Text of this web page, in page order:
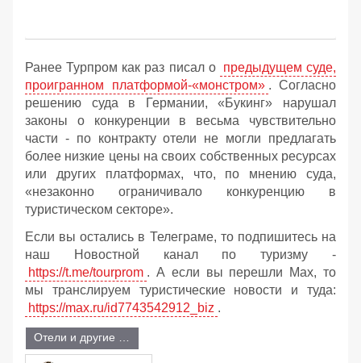
Ранее Турпром как раз писал о предыдущем суде,
проигранном платформой-«монстром» . Согласно
решению суда в Германии, «Букинг» нарушал
законы о конкуренции в весьма чувствительно
части - по контракту отели не могли предлагать
более низкие цены на своих собственных ресурсах
или других платформах, что, по мнению суда,
«незаконно ограничивало конкуренцию в
туристическом секторе».
Если вы остались в Телеграме, то подпишитесь на
наш Новостной канал по туризму -
https://t.me/tourprom . А если вы перешли Мах, то
мы транслируем туристические новости и туда:
https://max.ru/id7743542912_biz .